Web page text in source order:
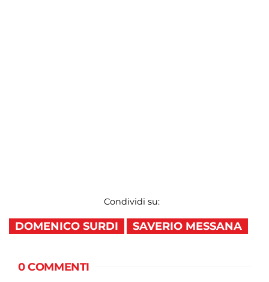
Condividi su:
DOMENICO SURDI SAVERIO MESSANA
0 COMMENTI